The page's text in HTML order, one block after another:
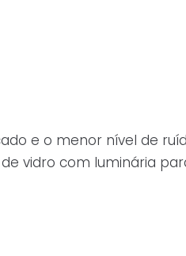
e o menor nível de
vidro com luminária